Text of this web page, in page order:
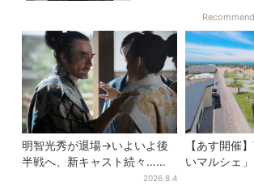
明智光秀が退場→いよいよ後
半戦へ、新キャスト続々…
「豊臣兄弟！」振り返り＆第
2026.8.4
【あす開催
いマルシェ
「たこ飯」